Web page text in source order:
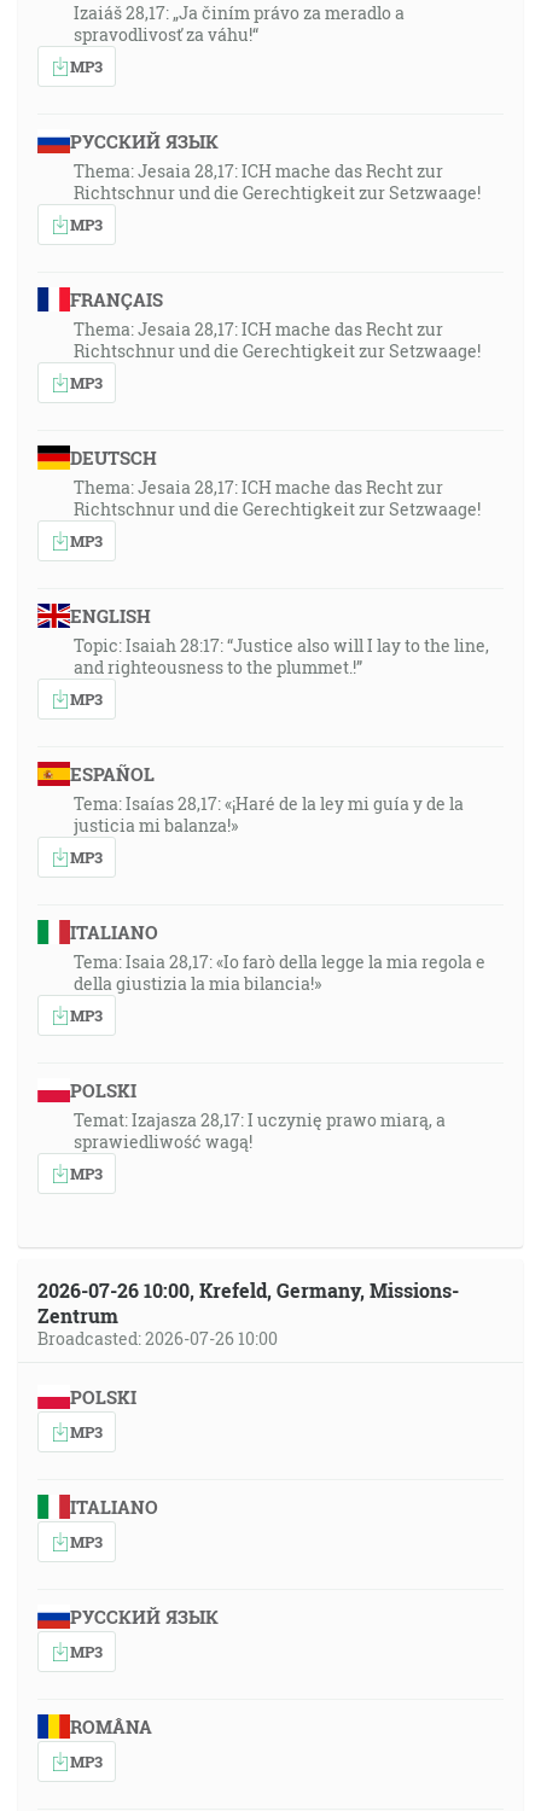
Izaiáš 28,17: „Ja činím právo za meradlo a
spravodlivosť za váhu!“
MP3
РУССКИЙ ЯЗЫК
Thema: Jesaia 28,17: ICH mache das Recht zur
Richtschnur und die Gerechtigkeit zur Setzwaage!
MP3
FRANÇAIS
Thema: Jesaia 28,17: ICH mache das Recht zur
Richtschnur und die Gerechtigkeit zur Setzwaage!
MP3
DEUTSCH
Thema: Jesaia 28,17: ICH mache das Recht zur
Richtschnur und die Gerechtigkeit zur Setzwaage!
MP3
ENGLISH
Topic: Isaiah 28:17: “Justice also will I lay to the line,
and righteousness to the plummet.!”
MP3
ESPAÑOL
Tema: Isaías 28,17: «¡Haré de la ley mi guía y de la
justicia mi balanza!»
MP3
ITALIANO
Tema: Isaia 28,17: «Io farò della legge la mia regola e
della giustizia la mia bilancia!»
MP3
POLSKI
Temat: Izajasza 28,17: I uczynię prawo miarą, a
sprawiedliwość wagą!
MP3
2026-07-26 10:00, Krefeld, Germany, Missions-
Zentrum
Broadcasted: 2026-07-26 10:00
POLSKI
MP3
ITALIANO
MP3
РУССКИЙ ЯЗЫК
MP3
ROMÂNA
MP3